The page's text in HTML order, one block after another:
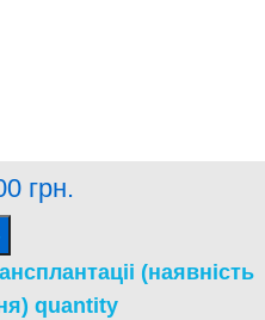
грн.
(наявність
quantity